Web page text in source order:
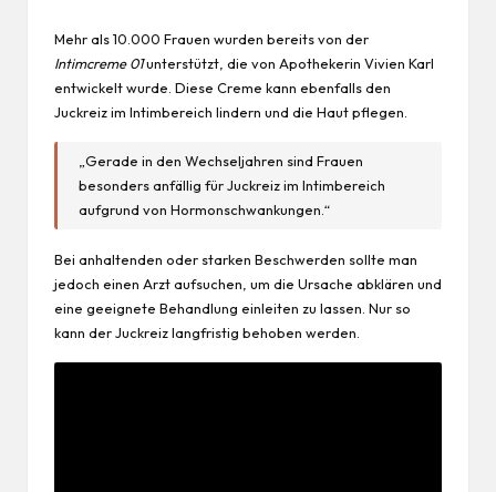
Mehr als 10.000 Frauen wurden bereits von der
Intimcreme 01unterstützt, die von Apothekerin Vivien Karl
entwickelt wurde. Diese Creme kann ebenfalls den
Juckreiz im Intimbereich lindern und die Haut pflegen.
„Gerade in den Wechseljahren sind Frauen
besonders anfällig für Juckreiz im Intimbereich
aufgrund von Hormonschwankungen.“
Bei anhaltenden oder starken Beschwerden sollte man
jedoch einen Arzt aufsuchen, um die Ursache abklären und
eine geeignete Behandlung einleiten zu lassen. Nur so
kann der Juckreiz langfristig behoben werden.